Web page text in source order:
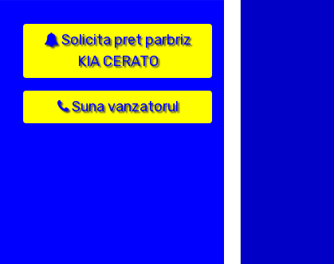
Solicita pret parbriz
KIA CERATO
Suna vanzatorul